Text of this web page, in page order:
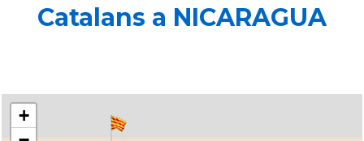
Catalans a NICARAGUA
+